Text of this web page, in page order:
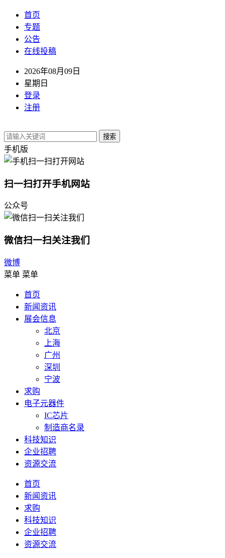
首页
专题
公告
在线投稿
2026年08月09日
星期日
登录
注册
搜索
手机版
扫一扫打开手机网站
公众号
微信扫一扫关注我们
微博
菜单 菜单
首页
新闻资讯
展会信息
北京
上海
广州
深圳
宁波
求购
电子元器件
IC芯片
制造商名录
科技知识
企业招聘
资源交流
首页
新闻资讯
求购
科技知识
企业招聘
资源交流